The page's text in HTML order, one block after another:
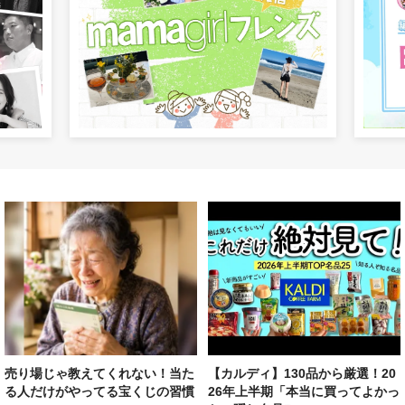
売り場じゃ教えてくれない！当た
る人だけがやってる宝くじの習慣
【カルディ】130品から厳選！20
26年上半期「本当に買ってよかっ